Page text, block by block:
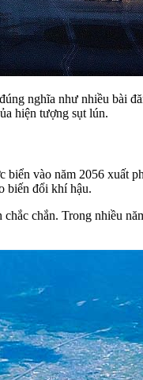
nghĩa như nhiều bài
hiện tượng sụt lún.
vào năm 2056 xuất
biến đổi khí hậu.
chắn. Trong nhiều